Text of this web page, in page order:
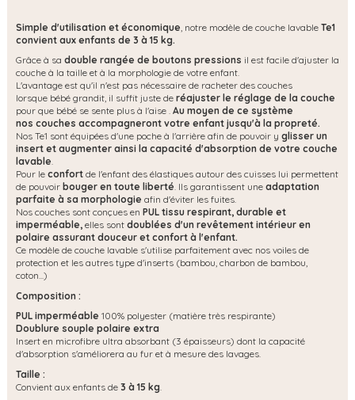
Simple d'utilisation et économique , notre modèle de couche lavable Te1
convient aux enfants de 3 à 15 kg.
Grâce à sa double rangée de boutons pressions il est facile d'ajuster la
couche à la taille et à la morphologie de votre enfant.
L'avantage est qu'il n'est pas nécessaire de racheter des couches
lorsque bébé grandit, il suffit juste de réajuster le réglage de la couche
pour que bébé se sente plus à l'aise . Au moyen de ce système
nos couches accompagneront votre enfant jusqu'à la propreté.
Nos Te1 sont équipées d'une poche à l'arrière afin de pouvoir y glisser un
insert et augmenter ainsi la capacité d'absorption de votre couche
lavable.
Pour le confort de l'enfant des élastiques autour des cuisses lui permettent
de pouvoir bouger en toute liberté. Ils garantissent une adaptation
parfaite à sa morphologie afin d'éviter les fuites.
Nos couches sont conçues en PUL tissu respirant, durable et
imperméable, elles sont doublées d'un revêtement intérieur en
polaire assurant douceur et confort à l'enfant.
Ce modèle de couche lavable s'utilise parfaitement avec nos voiles de
protection et les autres type d'inserts (bambou, charbon de bambou,
coton...)
Composition :
PUL imperméable 100% polyester (matière très respirante)
Doublure souple polaire extra
Insert en microfibre ultra absorbant (3 épaisseurs) dont la capacité
d'absorption s'améliorera au fur et à mesure des lavages.
Taille :
Convient aux enfants de 3 à 15 kg